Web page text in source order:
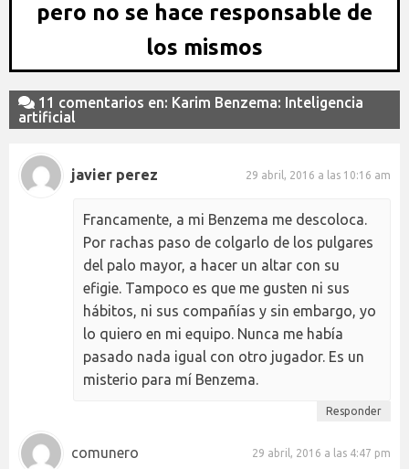
pero no se hace responsable de
los mismos
11 comentarios en: Karim Benzema: Inteligencia
artificial
javier perez 29 abril, 2016 a las 10:16 am
Francamente, a mi Benzema me descoloca.
Por rachas paso de colgarlo de los pulgares
del palo mayor, a hacer un altar con su
efigie. Tampoco es que me gusten ni sus
hábitos, ni sus compañías y sin embargo, yo
lo quiero en mi equipo. Nunca me había
pasado nada igual con otro jugador. Es un
misterio para mí Benzema.
Responder
comunero 29 abril, 2016 a las 4:47 pm